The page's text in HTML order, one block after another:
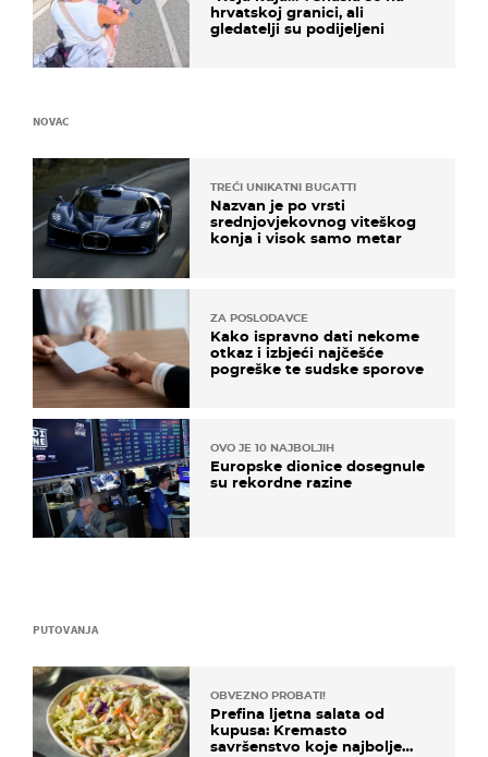
hrvatskoj granici, ali
gledatelji su podijeljeni
PUTOVANJA
OBVEZNO PROBATI!
Prefina ljetna salata od
kupusa: Kremasto
savršenstvo koje najbolje
NOVAC
TREĆI UNIKATNI BUGATTI
Nazvan je po vrsti
srednjovjekovnog viteškog
konja i visok samo metar
ZA POSLODAVCE
Kako ispravno dati nekome
otkaz i izbjeći najčešće
pogreške te sudske sporove
OVO JE 10 NAJBOLJIH
Europske dionice dosegnule
su rekordne razine